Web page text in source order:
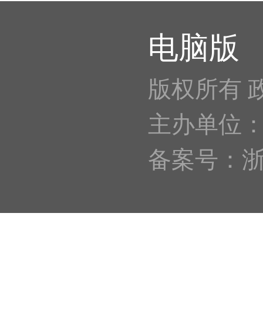
电脑版
版权所有
主办单位
备案号：